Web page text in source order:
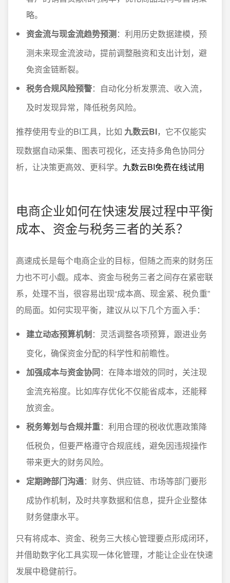
略。
资金流与现金流趋势预测：利用历史数据建模，预
测未来现金流波动，提前调整融资和支出计划，避
免资金链断裂。
税务合规风险预警：自动化分析发票流、收入流，
及时发现异常，降低税务风险。
推荐使用专业的BI工具，比如 九数云BI，它不仅能实
现数据自动采集、图表可视化，还支持多角色协同分
析，让决策更高效、更科学。 九数云BI免费在线试用
电商企业如何在快速发展过程中平衡
成本、资金与税务三者的关系？
高速成长是每个电商企业的目标，但随之而来的财务压
力也不可小觑。成本、资金与税务三者之间存在紧密联
系，处理不当，很容易出现“成本高、现金紧、税负重”
的局面。如何实现平衡，建议从以下几个方面入手：
建立动态预算机制：灵活调整各项预算，跟进业务
变化，确保资金分配的科学性和前瞻性。
加强成本与资金协同：在降本增效的同时，关注现
金流充裕度。比如库存优化不仅能省成本，还能释
放资金。
税务筹划与合规并重：利用合理的税收优惠政策降
低税负，但要严格遵守合规底线，避免因违规操作
带来更大的财务风险。
定期跨部门沟通：财务、供应链、市场等部门要形
成协作机制，及时共享数据和信息，提升企业整体
财务健康水平。
只有将成本、资金、税务三大核心管理要点形成闭环，
并借助数字化工具实现一体化管理，才能让企业在快速
发展中稳健前行。